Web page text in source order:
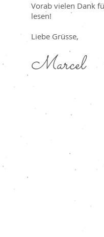
Vorab vielen Dank
lesen!
Liebe Grüsse,
Marcel